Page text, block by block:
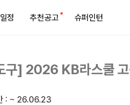
정 추천공고 슈퍼인턴
구] 2026 KB라스쿨 고
: ~ 26.06.23